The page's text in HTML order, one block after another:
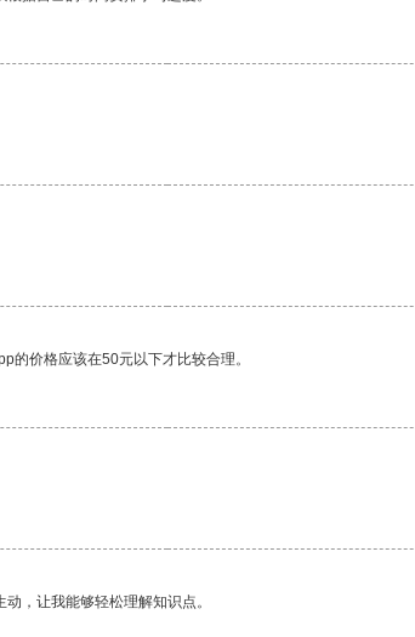
的价格应该在50元以下才比较合理。
，让我能够轻松理解知识点。